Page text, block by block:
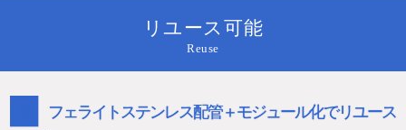
リユース可能
Reuse
フェライトステンレス配管＋モジュール化でリユース